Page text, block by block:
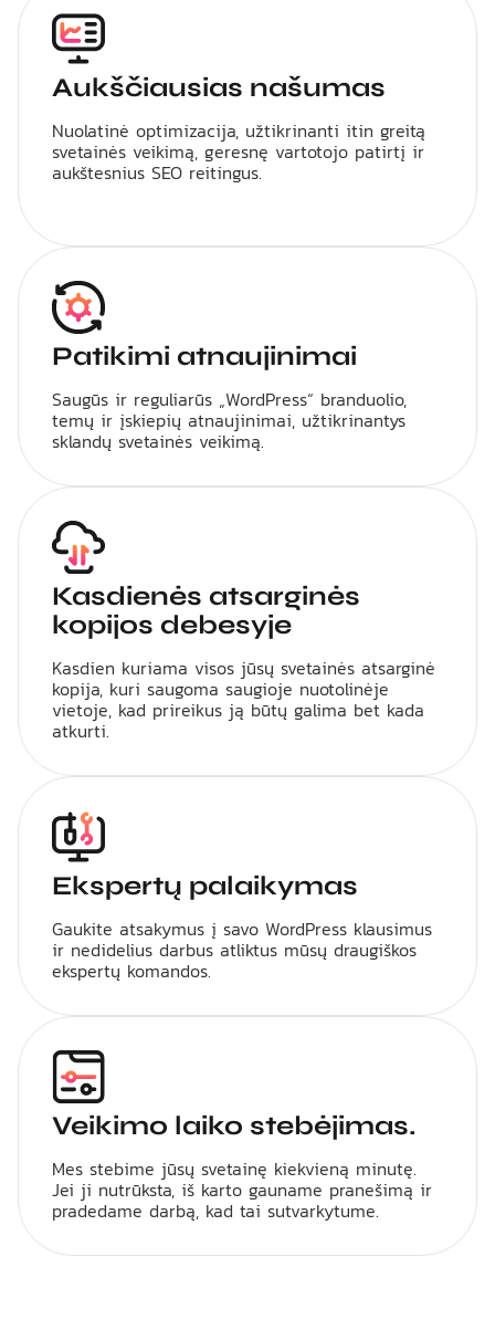
Aukščiausias našumas
Nuolatinė optimizacija, užtikrinanti itin greitą
svetainės veikimą, geresnę vartotojo patirtį ir
aukštesnius SEO reitingus.
Patikimi atnaujinimai
Saugūs ir reguliarūs „WordPress“ branduolio,
temų ir įskiepių atnaujinimai, užtikrinantys
sklandų svetainės veikimą.
Kasdienės atsarginės
kopijos debesyje
Kasdien kuriama visos jūsų svetainės atsarginė
kopija, kuri saugoma saugioje nuotolinėje
vietoje, kad prireikus ją būtų galima bet kada
atkurti.
Ekspertų palaikymas
Gaukite atsakymus į savo WordPress klausimus
ir nedidelius darbus atliktus mūsų draugiškos
ekspertų komandos.
Veikimo laiko stebėjimas.
Mes stebime jūsų svetainę kiekvieną minutę.
Jei ji nutrūksta, iš karto gauname pranešimą ir
pradedame darbą, kad tai sutvarkytume.